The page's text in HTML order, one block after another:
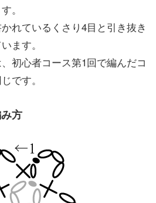
。
れているくさり4目と引き抜き
ます。
初心者コース第1回で編んだコ
です。
方